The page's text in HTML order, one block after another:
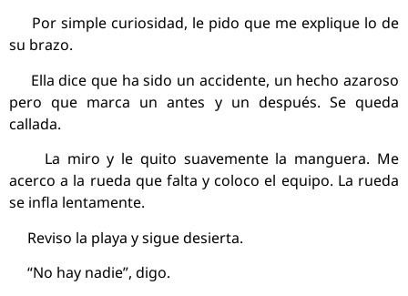
Por simple curiosidad, le pido que me explique lo de
su brazo.
Ella dice que ha sido un accidente, un hecho azaroso
pero que marca un antes y un después. Se queda
callada.
La miro y le quito suavemente la manguera. Me
acerco a la rueda que falta y coloco el equipo. La rueda
se infla lentamente.
Reviso la playa y sigue desierta.
“No hay nadie”, digo.